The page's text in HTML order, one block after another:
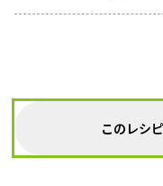
このレシ